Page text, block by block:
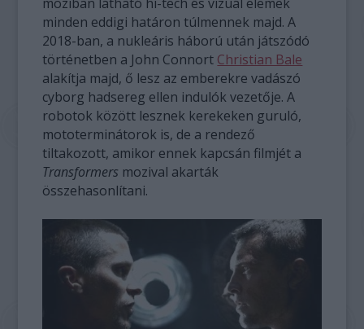
minden eddigi határon túlmennek majd. A
2018-ban, a nukleáris háború után játszódó
történetben a John Connort Christian Bale
alakítja majd, ő lesz az emberekre vadászó
cyborg hadsereg ellen indulók vezetője. A
robotok között lesznek kerekeken guruló,
mototerminátorok is, de a rendező
tiltakozott, amikor ennek kapcsán filmjét a
Transformers mozival akarták
összehasonlítani.